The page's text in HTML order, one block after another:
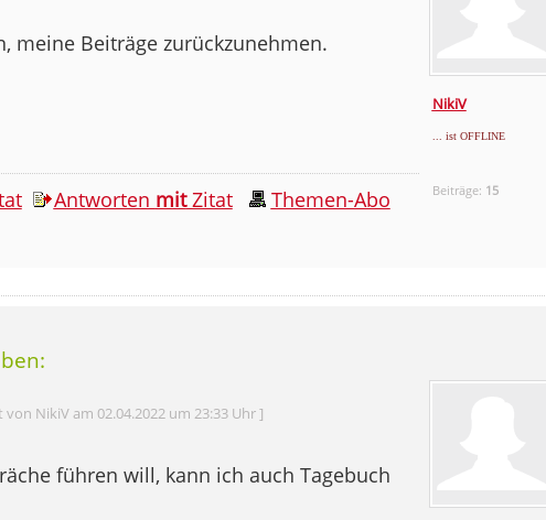
NikiV
... ist OFFLINE
Beiträge: 15
meine Beiträge zurückzunehmen.
Antworten mitZitat
Themen-Abo
NikiV am 02.04.2022 um 23:33 Uhr ]
führen will, kann ich auch Tagebuch